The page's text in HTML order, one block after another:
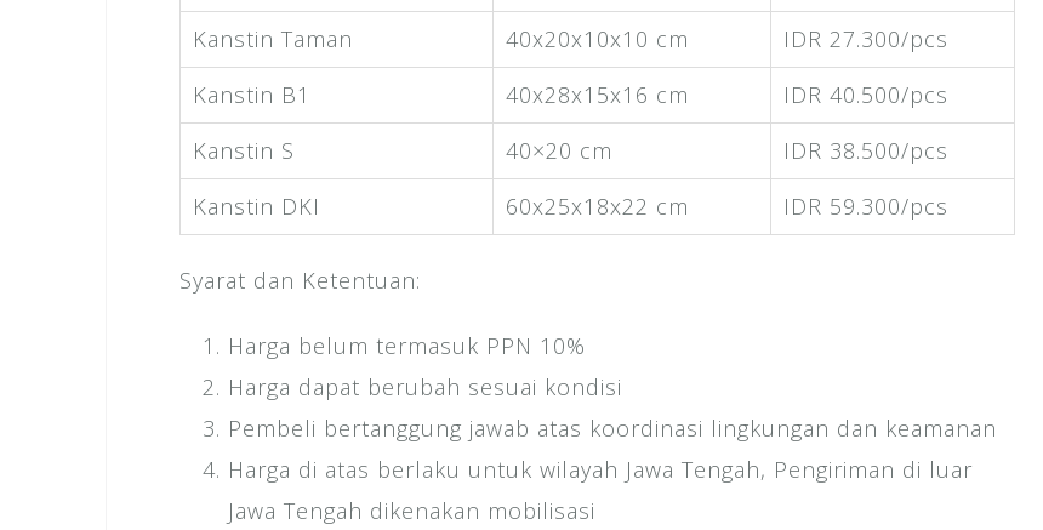
Kanstin Taman
40x20x10x10 cm
IDR 27.300/pcs
Kanstin B1
40x28x15x16 cm
IDR 40.500/pcs
Kanstin S
40×20 cm
IDR 38.500/pcs
Kanstin DKI
60x25x18x22 cm IDR 59.300/pcs
Syarat dan Ketentuan:
Harga belum termasuk PPN 10%
Harga dapat berubah sesuai kondisi
Pembeli bertanggung jawab atas koordinasi lingkungan dan keamanan
Harga di atas berlaku untuk wilayah Jawa Tengah, Pengiriman di luar
Jawa Tengah dikenakan mobilisasi